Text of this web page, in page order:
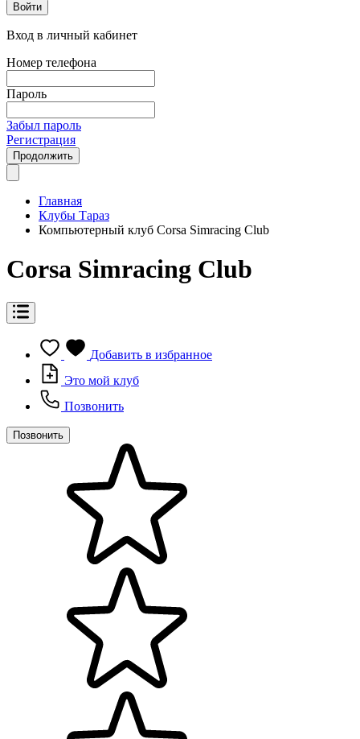
Войти
Вход в личный кабинет
Номер телефона
Пароль
Забыл пароль
Регистрация
Продолжить
Главная
Клубы Тараз
Компьютерный клуб Corsa Simracing Club
Corsa Simracing Club
Добавить в избранное
Это мой клуб
Позвонить
Позвонить